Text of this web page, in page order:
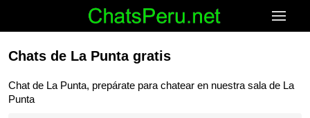
Chats de La Punta gratis
Chat de La Punta, prepárate para chatear en nuestra sala de La
Punta